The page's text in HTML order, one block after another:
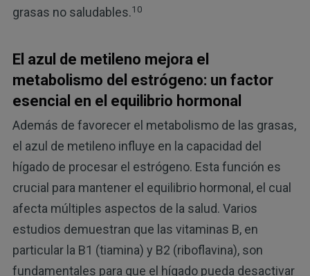
grasas no saludables.10
El azul de metileno mejora el
metabolismo del estrógeno: un factor
esencial en el equilibrio hormonal
Además de favorecer el metabolismo de las grasas,
el azul de metileno influye en la capacidad del
hígado de procesar el estrógeno. Esta función es
crucial para mantener el equilibrio hormonal, el cual
afecta múltiples aspectos de la salud. Varios
estudios demuestran que las vitaminas B, en
particular la B1 (tiamina) y B2 (riboflavina), son
fundamentales para que el hígado pueda desactivar